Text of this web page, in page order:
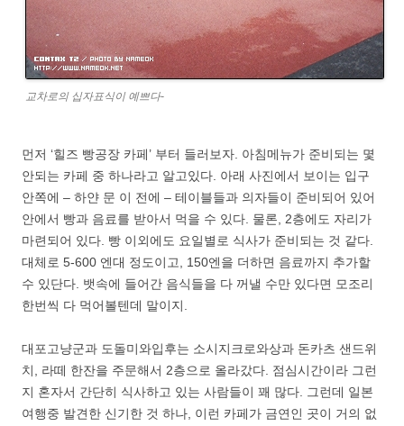
교차로의 십자표식이 예쁘다-
먼저 ‘힐즈 빵공장 카페’ 부터 들러보자. 아침메뉴가 준비되는 몇
안되는 카페 중 하나라고 알고있다. 아래 사진에서 보이는 입구
안쪽에 – 하얀 문 이 전에 – 테이블들과 의자들이 준비되어 있어
안에서 빵과 음료를 받아서 먹을 수 있다. 물론, 2층에도 자리가
마련되어 있다. 빵 이외에도 요일별로 식사가 준비되는 것 같다.
대체로 5-600 엔대 정도이고, 150엔을 더하면 음료까지 추가할
수 있단다. 뱃속에 들어간 음식들을 다 꺼낼 수만 있다면 모조리
한번씩 다 먹어볼텐데 말이지.
대포고냥군과 도돌미와입후는 소시지크로와상과 돈카츠 샌드위
치, 라떼 한잔을 주문해서 2층으로 올라갔다. 점심시간이라 그런
지 혼자서 간단히 식사하고 있는 사람들이 꽤 많다. 그런데 일본
여행중 발견한 신기한 것 하나, 이런 카페가 금연인 곳이 거의 없